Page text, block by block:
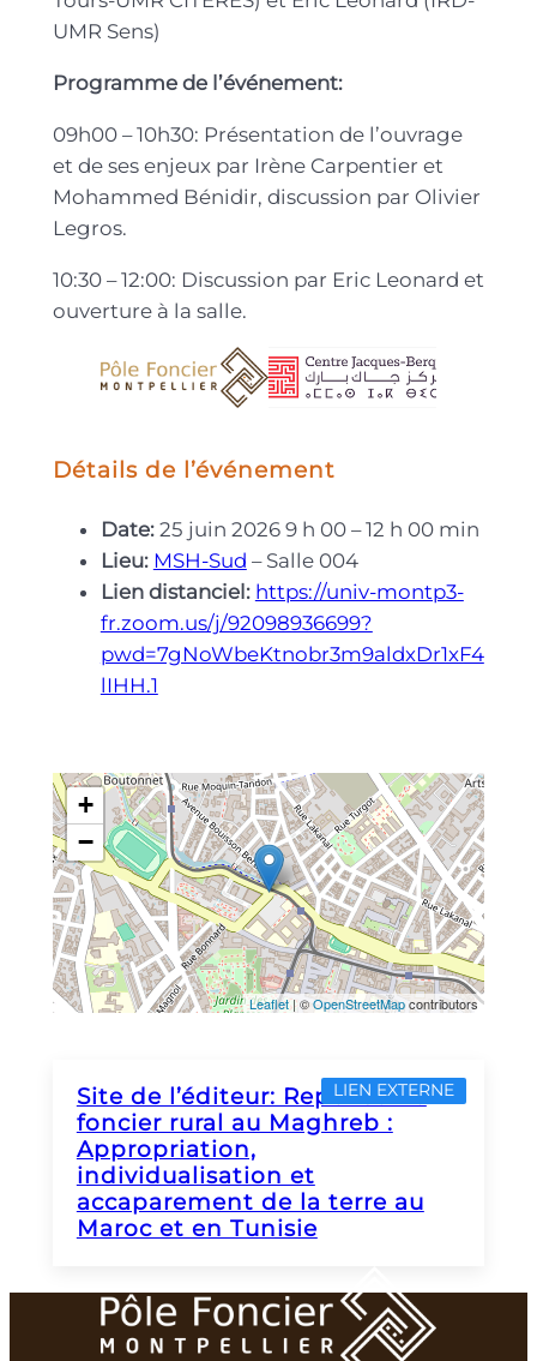
UMR Sens)
Programme de l’événement:
09h00 – 10h30: Présentation de l’ouvrage
et de ses enjeux par Irène Carpentier et
Mohammed Bénidir, discussion par Olivier
Legros.
10:30 – 12:00: Discussion par Eric Leonard et
ouverture à la salle.
Détails de l’événement
Date: 25 juin 2026 9 h 00–12 h 00 min
Lieu: MSH-Sud – Salle 004
Lien distanciel: https://univ-montp3-
fr.zoom.us/j/92098936699?
pwd=7gNoWbeKtnobr3m9aldxDr1xF4
lIHH.1
+
−
Leaflet| ©OpenStreetMapcontributors
LIEN EXTERNE
Site de l’éditeur: Repenser le
foncier rural au Maghreb :
Appropriation,
individualisation et
accaparement de la terre au
Maroc et en Tunisie